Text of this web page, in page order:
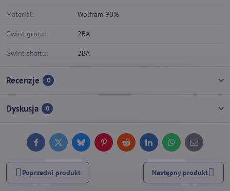
Materiál: Wolfram 90%
Gwint grotu: 2BA
Gwint shaftu: 2BA
Recenzje 0
Dyskusja 0
FacebookTwitterBlueskyPinterestReddit LinkedInWhatsApp
E-
mail
Poprzedni produkt Następny produkt